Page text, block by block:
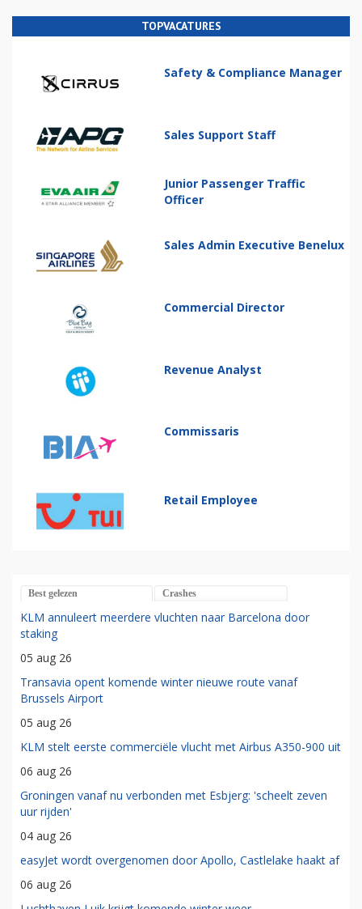
TOPVACATURES
Safety & Compliance Manager
Sales Support Staff
Junior Passenger Traffic
Officer
Sales Admin Executive Benelux
Commercial Director
Revenue Analyst
Commissaris
Retail Employee
Best gelezen Crashes
KLM annuleert meerdere vluchten naar Barcelona door
staking
05 aug 26
Transavia opent komende winter nieuwe route vanaf
Brussels Airport
05 aug 26
KLM stelt eerste commerciële vlucht met Airbus A350-900 uit
06 aug 26
Groningen vanaf nu verbonden met Esbjerg: 'scheelt zeven
uur rijden'
04 aug 26
easyJet wordt overgenomen door Apollo, Castlelake haakt af
06 aug 26